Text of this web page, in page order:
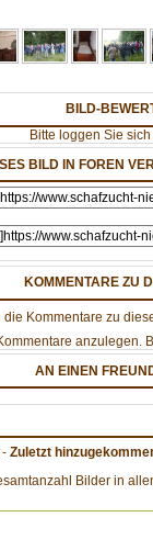
BILD-
Bitte loggen Sie sich
BILD IN FOREN
KOMMENTARE ZU
Kommentare zu
anzulegen.
AN EINEN
- Zuletzt
Bilder in